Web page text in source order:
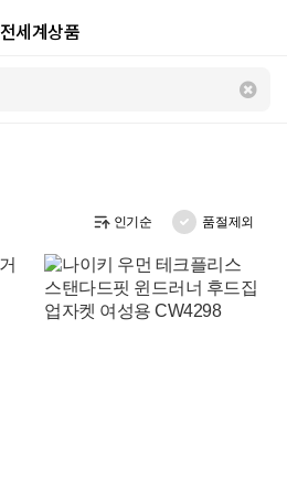
전세계상품
인기순 품절제외